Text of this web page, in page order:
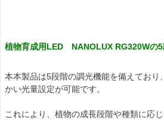
植物育成用LED NANOLUX RG320Wの5
本本製品は5段階の調光機能を備えており
かい光量設定が可能です。
これにより、植物の成長段階や種類に応